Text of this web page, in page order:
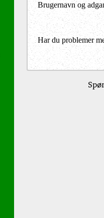
Brugernavn og
Har du problemer